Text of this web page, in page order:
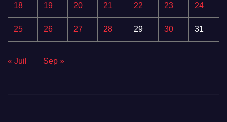
18 19 20 21 22 23 24
25 26 27 28 29 30 31
« Juil Sep »